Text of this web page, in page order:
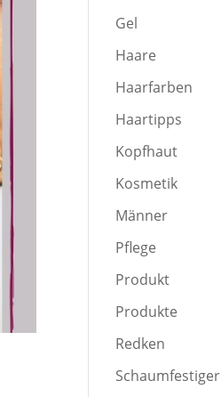
Gel
Haare
Haarfarben
Haartipps
Kopfhaut
Kosmetik
Männer
Pflege
Produkt
Produkte
Redken
Schaumfestiger